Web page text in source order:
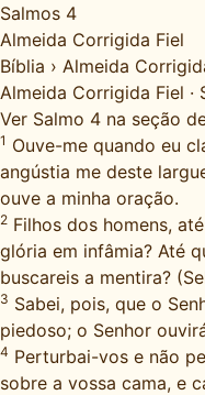
Salmos 4
Almeida Corrigida Fiel
Bíblia › Almeida
Almeida Corrigida Fiel ·
Ver Salmo 4 na seção
1 Ouve-me quando eu
angústia me deste
ouve a minha oração.
2 Filhos dos homens,
glória em infâmia? Até
buscareis a mentira?
3 Sabei, pois, que o
piedoso; o Senhor
4 Perturbai-vos e não
sobre a vossa cama, e